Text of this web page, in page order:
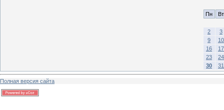
Пн Вт
2
3
9
10
16
17
23
24
30
31
Полная версия сайта